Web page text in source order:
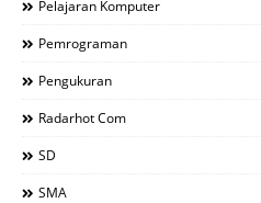
Pelajaran Komputer
Pemrograman
Pengukuran
Radarhot Com
SD
SMA